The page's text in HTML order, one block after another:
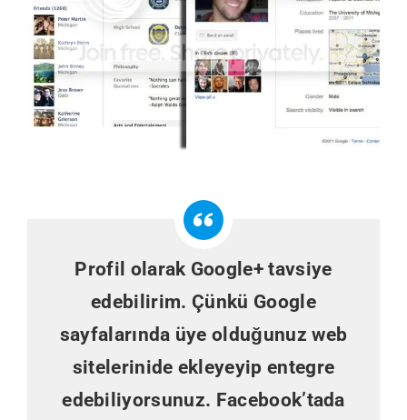
Profil olarak Google+ tavsiye
edebilirim. Çünkü Google
sayfalarında üye olduğunuz web
sitelerinide ekleyeyip entegre
edebiliyorsunuz. Facebook’tada